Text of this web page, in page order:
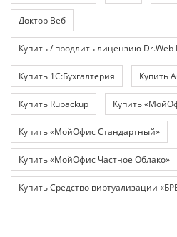
Доктор Веб
Купить / продлить лицензию Dr.Web
Купить 1С:Бухгалтерия Купить
Купить Rubackup Купить
Купить «МойОфис Стандартный»
Купить «МойОфис Частное Облако»
Купить Средство виртуализации